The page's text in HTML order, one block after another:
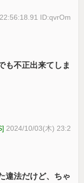
ID:qvrOm
も不正出来てしま
2024/10/03(木) 23:2
違法だけど、ちゃ